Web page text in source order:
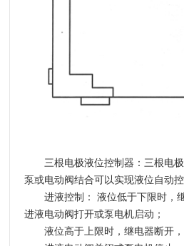
三根电极液位控制器： 三根电
泵或电动阀结合可以实现液位自动控
进液控制：液位低于下限时，
进液电动阀打开或泵电机启动；
液位高于上限时，继电器断开，